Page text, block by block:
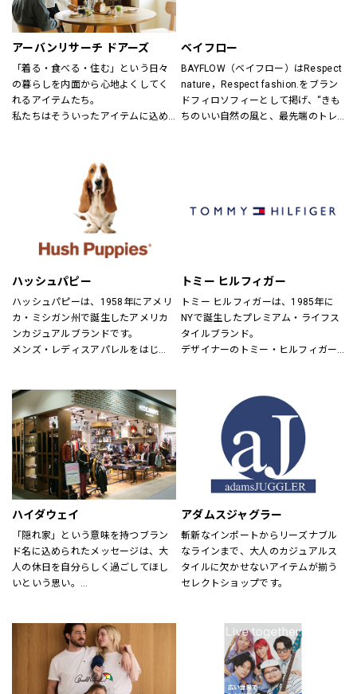
アーバンリサーチ ドアーズ
「着る・食べる・住む」という日々
の暮らしを内面から心地よくしてく
れるアイテムたち。
私たちはそういったアイテムに込め
「新しい価値観へのドア」を開く案
内役として、日々の暮らしの中で大
切なものを一緒に見つけていきたい
と考えています。
あなたらしいスタイル、あなたにと
ってのベーシックを、DOORSへ探し
ベイフロー
BAYFLOW（ベイフロー）はRespect
nature，Respect fashion.をブラン
ドフィロソフィーとして掲げ、“きも
ちのいい自然の風と、最先端のトレ
ハッシュパピー
ハッシュパピーは、1958年にアメリ
カ・ミシガン州で誕生したアメリカ
ンカジュアルブランドです。
メンズ・レディスアパレルをはじ
定期的にお得なキャンペーンも開
催！皆様のご来店を心よりお待ちし
ております！
トミー ヒルフィガー
トミー ヒルフィガーは、1985年に
NYで誕生したプレミアム・ライフス
タイルブランド。
デザイナーのトミー・ヒルフィガー
にモダンなツイストを加えた、遊び
心と上品さが特徴です。
ハイダウェイ
「隠れ家」という意味を持つブラン
ド名に込められたメッセージは、大
人の休日を自分らしく過ごしてほし
いという思い。
アダムスジャグラー
斬新なインポートからリーズナブル
なラインまで、大人のカジュアルス
タイルに欠かせないアイテムが揃う
セレクトショップです。